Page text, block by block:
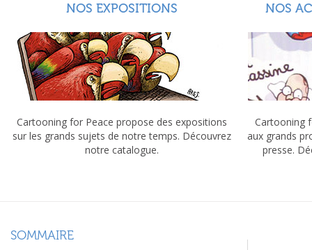
NOS EXPOSITIONS
Cartooning for Peace propose des expositions
sur les grands sujets de notre temps. Découvrez
notre catalogue.
NOS
Cartooning
aux grands
presse.
SOMMAIRE